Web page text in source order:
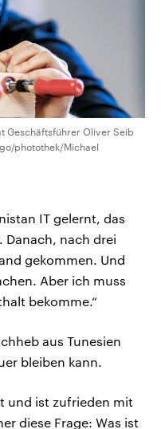
Geschäftsführer Oliver Seib
photothek/Michael
IT gelernt, das
Danach, nach drei
gekommen. Und
Aber ich muss
bekomme.“
aus Tunesien
bleiben kann.
und ist zufrieden mit
diese Frage: Was ist